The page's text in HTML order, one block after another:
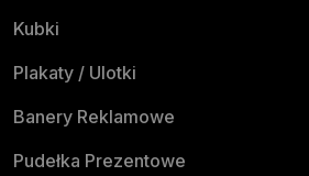
Kubki
Plakaty / Ulotki
Banery Reklamowe
Pudełka Prezentowe